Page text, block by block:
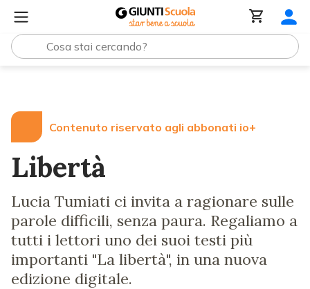
Contenuto riservato agli abbonati io+
Libertà
Lucia Tumiati ci invita a ragionare sulle
parole difficili, senza paura. Regaliamo a
tutti i lettori uno dei suoi testi più
importanti "La libertà", in una nuova
edizione digitale.